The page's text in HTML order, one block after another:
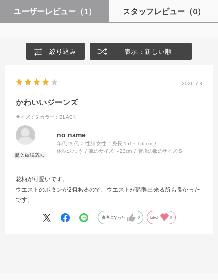
ユーザーレビュー （1） スタッフレビュー（0）
絞り込み 表示：新しい順
2026.7.8
かわいいジーンズ
サイズ：S カラー：BLACK
no name
年代:20代 性別:女性 身長:151～155cm
体型:ふつう 靴のサイズ: ～23cm 普段の服のサイズ:S
花柄が可愛いです。
ウエストのボタンが2個あるので、ウエストが調整出来る所も良かった
です。
参考になった 0 Like! 0